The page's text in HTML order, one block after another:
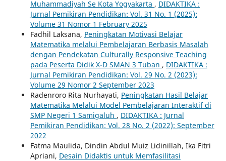
Muhammadiyah Se Kota Yogyakarta , DIDAKTIKA :
Jurnal Pemikiran Pendidikan: Vol. 31 No. 1 (2025):
Volume 31 Nomor 1 February 2025
Fadhil Laksana, Peningkatan Motivasi Belajar
Matematika melalui Pembelajaran Berbasis Masalah
dengan Pendekatan Culturally Responsive Teaching
pada Peserta Didik X-D SMAN 3 Tuban , DIDAKTIKA :
Jurnal Pemikiran Pendidikan: Vol. 29 No. 2 (2023):
Volume 29 Nomor 2 September 2023
Radenroro Rita Nurhayati, Peningkatan Hasil Belajar
Matematika Melalui Model Pembelajaran Interaktif di
SMP Negeri 1 Samigaluh , DIDAKTIKA : Jurnal
Pemikiran Pendidikan: Vol. 28 No. 2 (2022): September
2022
Fatma Maulida, Dindin Abdul Muiz Lidinillah, Ika Fitri
Apriani, Desain Didaktis untuk Memfasilitasi